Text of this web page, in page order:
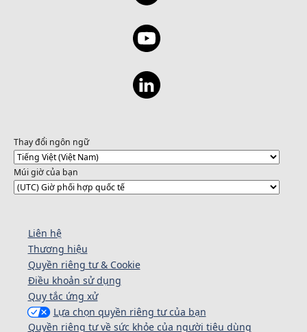
Thay đổi ngôn ngữ
Múi giờ của bạn
Liên hệ
Thương hiệu
Quyền riêng tư & Cookie
Điều khoản sử dụng
Quy tắc ứng xử
Lựa chọn quyền riêng tư của bạn
Quyền riêng tư về sức khỏe của người tiêu dùng